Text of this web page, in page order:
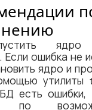
ошибка не
ядро и
утилиты
есть ошибки,
по